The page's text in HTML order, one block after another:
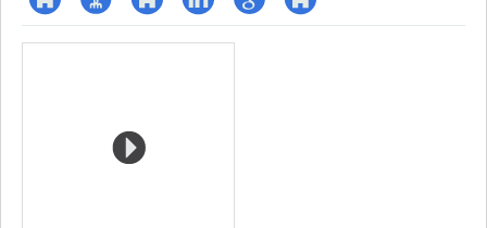
ResearchGate
Page Site
de
recherche
LinkedInGoogleAutre
Médias